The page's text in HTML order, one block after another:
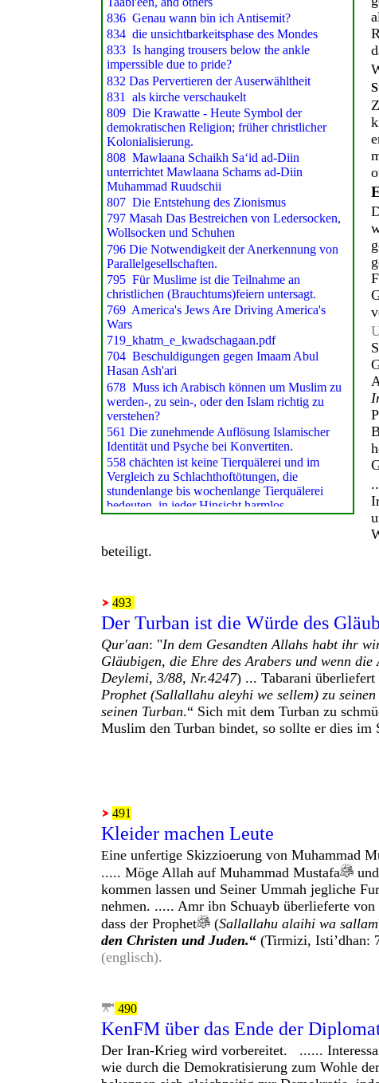
beteiligt.
493
Der Turban ist die Würde des
Qur'aan: "In dem Gesandten Allahs habt ihr
Gläubigen, die Ehre des Arabers und wenn
Deylemi, 3/88, Nr.4247) ... Tabarani
Prophet (Sallallahu aleyhi we sellem) zu
seinen Turban.“ Sich mit dem Turban zu
Muslim den Turban bindet, so sollte er dies
491
Kleider machen Leute
Eine unfertige Skizzioerung von Muhammad
..... Möge Allah auf Muhammad Mustafa
kommen lassen und Seiner Ummah jegliche
nehmen. ..... Amr ibn Schuayb überlieferte
dass der Prophet
(Sallallahu alaihi wa sallam
den Christen und Juden.“ (Tirmizi, Isti’dhan:
(englisch).
490
KenFM über das Ende der
Der Iran-Krieg wird vorbereitet. ......
wie durch die Demokratisierung zum Wohle